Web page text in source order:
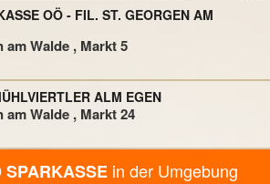
OÖ - FIL. ST. GEORGEN AM
am Walde , Markt 5
ALM EGEN
am Walde , Markt 24
SPARKASSE in der Umgebung